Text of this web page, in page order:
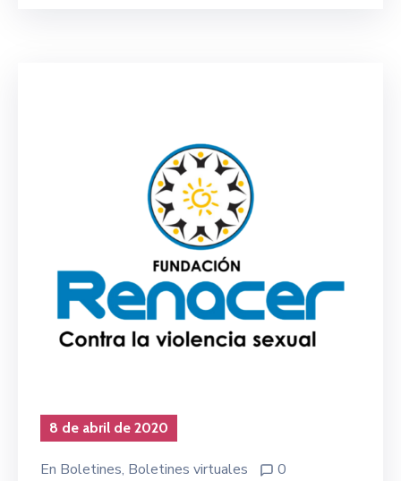
8 de abril de 2020
En Boletines‚ Boletines virtuales 0